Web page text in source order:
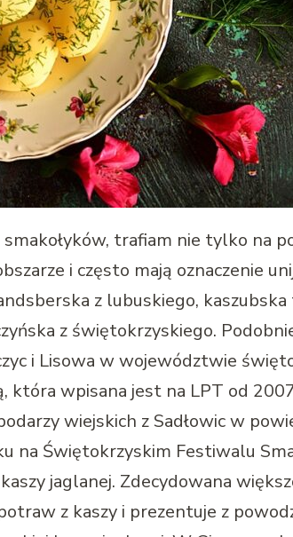
trafiam nie tylko na
i często mają oznaczenie
z lubuskiego,
z świętokrzyskiego.
i Lisowa w województwie
wpisana jest na LPT od
wiejskich z Sadłowic w
na Świętokrzyskim Festiwalu
jaglanej. Zdecydowana
z kaszy i prezentuje z